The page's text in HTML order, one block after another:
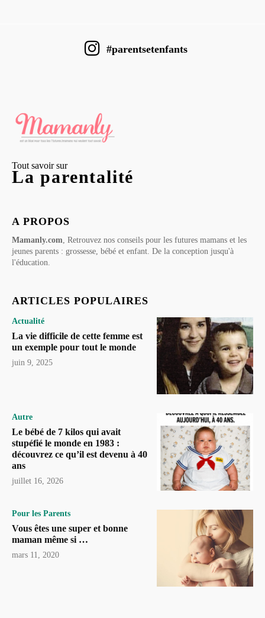
#parentsetenfants
Tout savoir sur
La parentalité
A PROPOS
Mamanly.com , Retrouvez nos conseils pour les futures mamans et les
jeunes parents : grossesse, bébé et enfant. De la conception jusqu'à
l'éducation.
ARTICLES POPULAIRES
Actualité
La vie difficile de cette femme est
un exemple pour tout le monde
juin 9, 2025
Autre
Le bébé de 7 kilos qui avait
stupéfié le monde en 1983 :
découvrez ce qu’il est devenu à 40
ans
juillet 16, 2026
Pour les Parents
Vous êtes une super et bonne
maman même si …
mars 11, 2020